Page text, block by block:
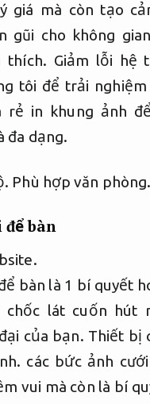
giá mà còn tạo
gũi cho không
thích. Giảm lỗi hệ
tôi để trải
rẻ in khung ảnh
đa dạng.
Phù hợp văn phòng.
để bàn
bàn là 1 bí quyết
chốc lát cuốn hút
của bạn. Thiết bị
các bức ảnh
vui mà còn là bí